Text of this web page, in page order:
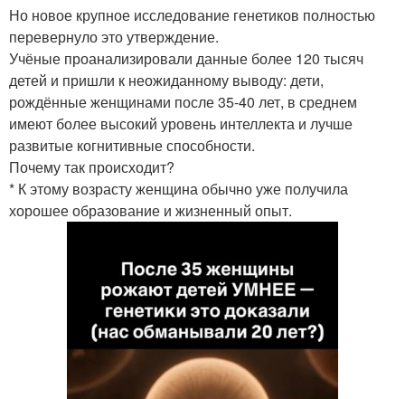
Но новое крупное исследование генетиков полностью
перевернуло это утверждение.
Учёные проанализировали данные более 120 тысяч
детей и пришли к неожиданному выводу: дети,
рождённые женщинами после 35-40 лет, в среднем
имеют более высокий уровень интеллекта и лучше
развитые когнитивные способности.
Почему так происходит?
* К этому возрасту женщина обычно уже получила
хорошее образование и жизненный опыт.